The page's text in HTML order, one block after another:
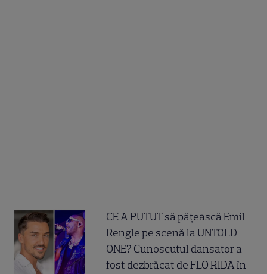
CE A PUTUT să pățească Emil
Rengle pe scenă la UNTOLD
ONE? Cunoscutul dansator a
fost dezbrăcat de FLO RIDA în